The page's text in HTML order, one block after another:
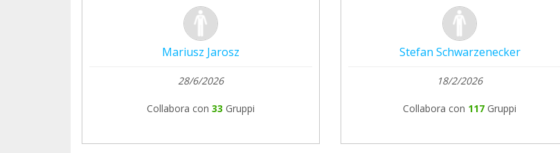
Mariusz Jarosz
28/6/2026
Collabora con 33 Gruppi
Stefan Schwarzenecker
18/2/2026
Collabora con 117 Gruppi